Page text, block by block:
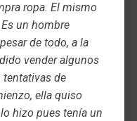
ropa. El mismo
un hombre
de todo, a la
vender algunos
de
ella quiso
hizo pues tenía un